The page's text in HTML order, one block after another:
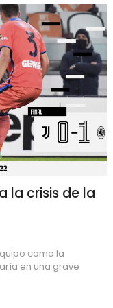
la crisis de la
como la
en una grave